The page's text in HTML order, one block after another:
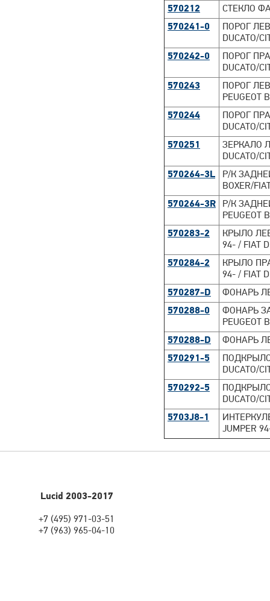
570212
СТЕКЛО
570241-0
ПОРОГ
DUCATO/
570242-0
ПОРОГ
DUCATO/
570243
ПОРОГ
PEUGEOT
570244
ПОРОГ
DUCATO/
570251
ЗЕРКАЛО
DUCATO/
570264-3L
Р/К
BOXER/
570264-3R
Р/К
PEUGEOT
570283-2
КРЫЛО
94- / FIAT
570284-2
КРЫЛО
94- / FIAT
570287-D
ФОНАРЬ
570288-0
ФОНАРЬ
PEUGEOT
570288-D
ФОНАРЬ
570291-5
DUCATO/
570292-5
DUCATO/
5703J8-1
JUMPER
Lucid 2003-2017
+7 (495) 971-03-51
+7 (963) 965-04-10